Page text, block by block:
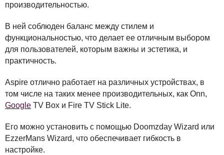
производительностью.
В ней соблюден баланс между стилем и
функциональностью, что делает ее отличным выбором
для пользователей, которым важны и эстетика, и
практичность.
Aspire отлично работает на различных устройствах, в
том числе на таких менее производительных, как Onn,
Google TV Box и Fire TV Stick Lite.
Его можно установить с помощью Doomzday Wizard или
EzzerMans Wizard, что обеспечивает гибкость в
настройке.